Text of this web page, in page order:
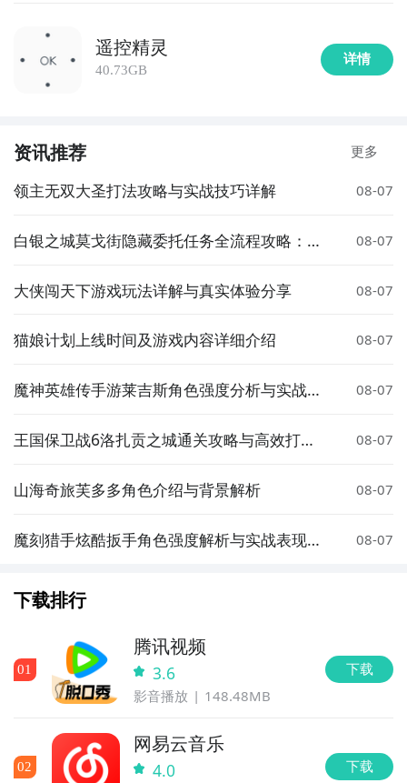
遥控精灵
40.73GB
详情
资讯推荐 更多
领主无双大圣打法攻略与实战技巧详解 08-07
白银之城莫戈街隐藏委托任务全流程攻略：触
08-07
大侠闯天下游戏玩法详解与真实体验分享 08-07
猫娘计划上线时间及游戏内容详细介绍 08-07
魔神英雄传手游莱吉斯角色强度分析与实战搭
08-07
王国保卫战6洛扎贡之城通关攻略与高效打法
08-07
山海奇旅芙多多角色介绍与背景解析 08-07
魔刻猎手炫酷扳手角色强度解析与实战表现评
08-07
下载排行
01
腾讯视频
3.6
影音播放 148.48MB
下载
02
网易云音乐
4.0 下载